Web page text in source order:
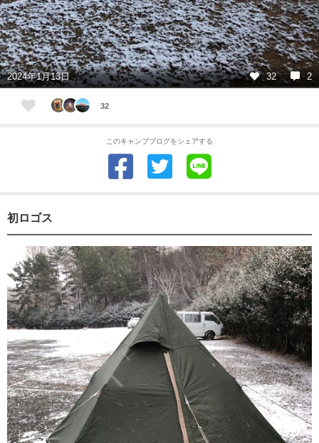
2024年1月13日 32 2
32
このキャンプブログをシェアする
初ロゴス